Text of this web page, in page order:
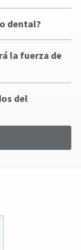
dental?
la fuerza de
del